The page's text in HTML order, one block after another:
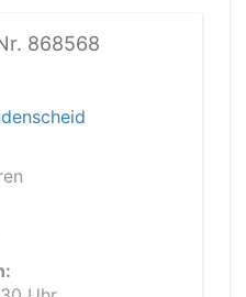
868568